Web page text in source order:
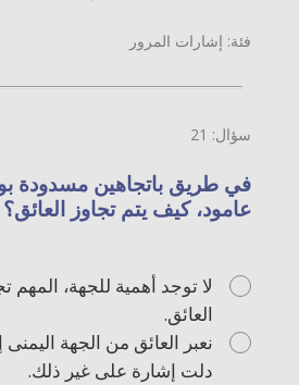
فئة: إشارات المرور
سؤال: 21
في طريق باتجاهين مسدودة
عامود، كيف يتم تجاوز العائق؟
لا توجد أهمية للجهة، المهم
العائق.
نعبر العائق من الجهة اليمنى
دلت إشارة على غير ذلك.